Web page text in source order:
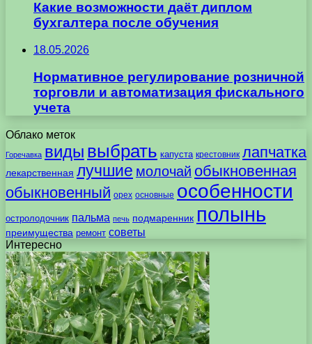
Какие возможности даёт диплом
бухгалтера после обучения
18.05.2026
Нормативное регулирование розничной
торговли и автоматизация фискального
учета
Облако меток
Горечавка виды выбрать капуста крестовник лапчатка
лекарственная лучшие молочай обыкновенная
обыкновенный орех основные особенности
остролодочник пальма печь подмаренник полынь
преимущества ремонт советы
Интересно